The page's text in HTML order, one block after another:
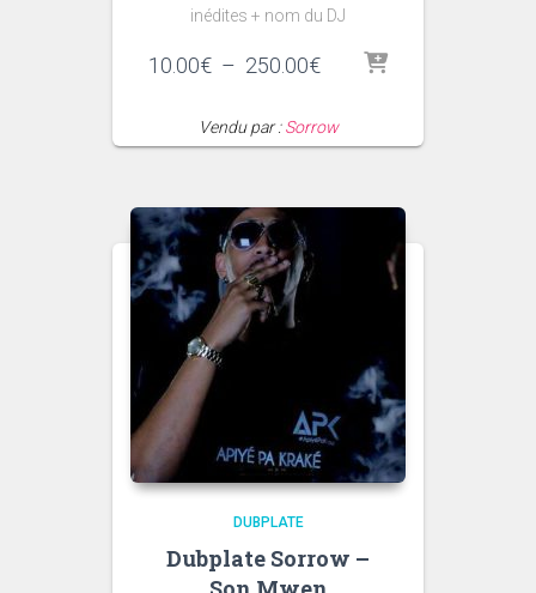
inédites + nom du DJ
10.00€ – 250.00€Plage
10.00€
Vendu par :Sorrow
DUBPLATE
Dubplate Sorrow –